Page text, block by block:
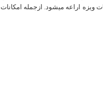
ویزه اراعه میشود. ازجمله امکانات